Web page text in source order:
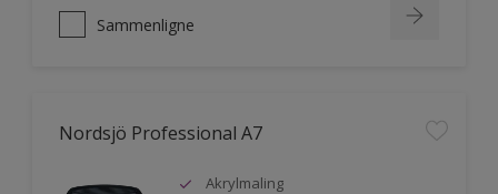
Sammenligne
Nordsjö Professional A7
Akrylmaling